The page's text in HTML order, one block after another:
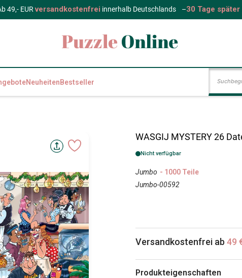
49,- EURversandkostenfrei innerhalb Deutschlands –30 Tage
NeuheitenBestseller
WASGIJ MYSTERY 26
Nicht verfügbar
Jumbo - 1000 Teile
Jumbo-00592
Versandkostenfrei ab 49
Produkteigenschaften